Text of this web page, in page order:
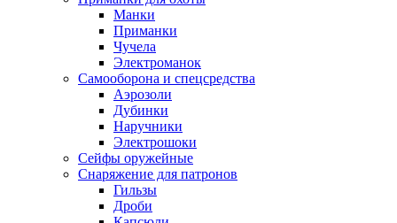
Манки
Приманки
Чучела
Электроманок
Самооборона и спецсредства
Аэрозоли
Дубинки
Наручники
Электрошоки
Сейфы оружейные
Снаряжение для патронов
Гильзы
Дроби